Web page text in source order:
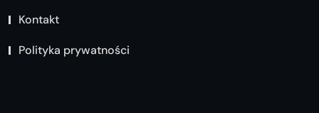
Kontakt
Polityka prywatności